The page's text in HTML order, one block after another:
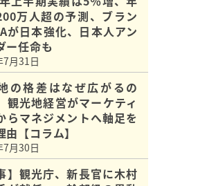
万人超の予測、ブラン
が日本強化、日本人アン
ー任命も
月31日
の格差はなぜ広がるの
光地経営がマーケティ
らマネジメントへ軸足を
由【コラム】
月30日
】観光庁、新長官に木村